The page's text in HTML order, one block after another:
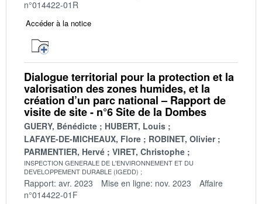
n°014422-01R
Accéder à la notice
Dialogue territorial pour la protection et la
valorisation des zones humides, et la
création d’un parc national – Rapport de
visite de site - n°6 Site de la Dombes
GUERY, Bénédicte
HUBERT, Louis
LAFAYE-DE-MICHEAUX, Flore
ROBINET, Olivier
PARMENTIER, Hervé
VIRET, Christophe
INSPECTION GENERALE DE L'ENVIRONNEMENT ET DU
DEVELOPPEMENT DURABLE (IGEDD)
Rapport: avr. 2023 Mise en ligne: nov. 2023
Affaire
n°014422-01F